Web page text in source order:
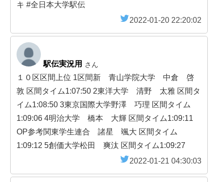
キ #全日本大学駅伝
2022-01-20 22:20:02
駅伝実況用 さん
１０区区間上位 1区間新 青山学院大学 中倉 啓
敦 区間タイム1:07:50 2東洋大学 清野 太雅 区間タ
イム1:08:50 3東京国際大学野澤 巧理 区間タイム
1:09:06 4明治大学 橋本 大輝 区間タイム1:09:11
OP参考関東学生連合 諸星 颯大 区間タイム
1:09:12 5創価大学松田 爽汰 区間タイム1:09:27
2022-01-21 04:30:03